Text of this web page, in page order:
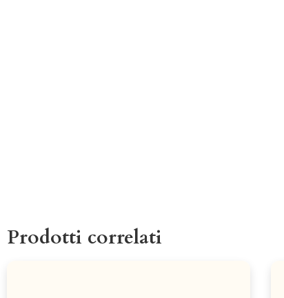
Prodotti correlati